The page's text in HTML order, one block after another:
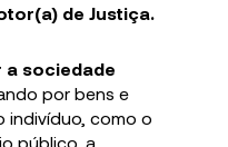
de Justiça.
sociedade
por bens e
indivíduo, como o
público, a